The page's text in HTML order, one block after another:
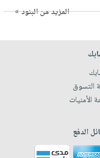
المزيد من البنود »
التسوق
الأمنيات
الدفع